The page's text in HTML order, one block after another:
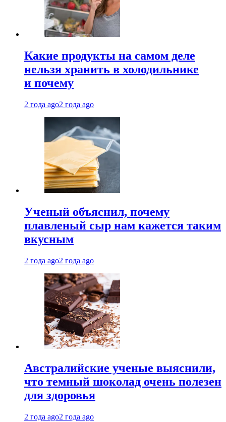
Какие продукты на самом деле
нельзя хранить в холодильнике
и почему
2 года ago2 года ago
Ученый объяснил, почему
плавленый сыр нам кажется таким
вкусным
2 года ago2 года ago
Австралийские ученые выяснили,
что темный шоколад очень полезен
для здоровья
2 года ago2 года ago